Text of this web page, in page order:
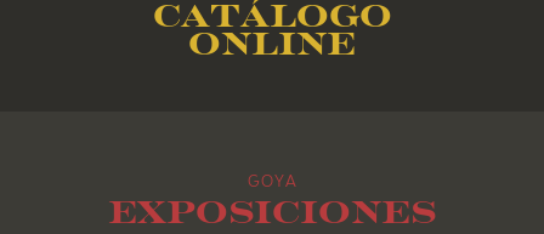
2012
Catálogo
online
GOYA
Exposiciones